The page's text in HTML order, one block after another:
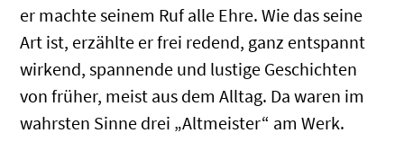
er machte seinem Ruf alle Ehre. Wie das seine
Art ist, erzählte er frei redend, ganz entspannt
wirkend, spannende und lustige Geschichten
von früher, meist aus dem Alltag. Da waren im
wahrsten Sinne drei „Altmeister“ am Werk.